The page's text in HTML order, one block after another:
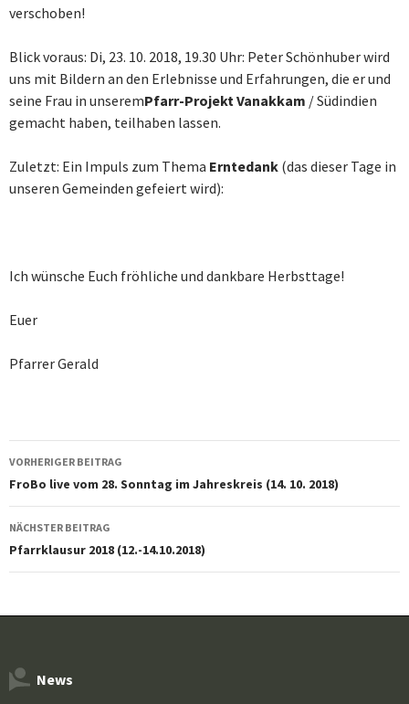
verschoben!
Blick voraus: Di, 23. 10. 2018, 19.30 Uhr: Peter Schönhuber wird
uns mit Bildern an den Erlebnisse und Erfahrungen, die er und
seine Frau in unseremPfarr-Projekt Vanakkam / Südindien
gemacht haben, teilhaben lassen.
Zuletzt: Ein Impuls zum Thema Erntedank (das dieser Tage in
unseren Gemeinden gefeiert wird):
Ich wünsche Euch fröhliche und dankbare Herbsttage!
Euer
Pfarrer Gerald
Beitragsnavigation
VORHERIGER BEITRAG
FroBo live vom 28. Sonntag im Jahreskreis (14. 10. 2018)
NÄCHSTER BEITRAG
Pfarrklausur 2018 (12.-14.10.2018)
News